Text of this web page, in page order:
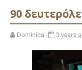
90
Dominica 3 years